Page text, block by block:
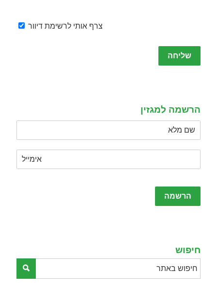
צרף אותי לרשימת דיוור
Please
leave
הרשמה למגזין
Please
leave
חיפוש